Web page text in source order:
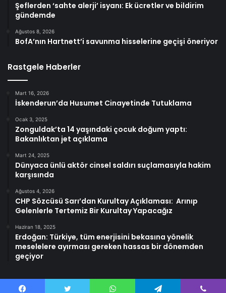
Şeflerden ‘sahte alerji’ isyanı: Ek ücretler ve bildirim
gündemde
Ağustos 8, 2026
BofA’nın Hartnett’i savunma hisselerine geçişi öneriyor
Rastgele Haberler
Mart 16, 2026
İskenderun’da Husumet Cinayetinde Tutuklama
Ocak 3, 2025
Zonguldak’ta 14 yaşındaki çocuk doğum yaptı:
Bakanlıktan jet açıklama
Mart 24, 2025
Dünyaca ünlü aktör cinsel saldırı suçlamasıyla hakim
karşısında
Ağustos 4, 2026
CHP Sözcüsü Sarı’dan Kurultay Açıklaması: Arınıp
Gelenlerle Tertemiz Bir Kurultay Yapacağız
Haziran 18, 2025
Erdoğan: Türkiye, tüm enerjisini bekasına yönelik
meselelere ayırması gereken hassas bir dönemden
geçiyor